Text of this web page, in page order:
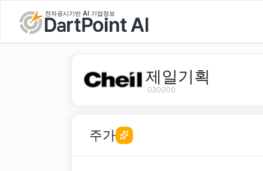
전자공시기반 AI 기업정보
제일기획
030000
주가